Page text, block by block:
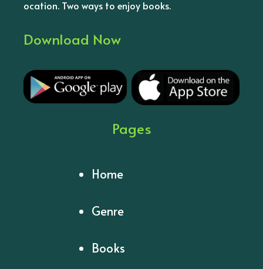
ocation. Two ways to enjoy books.
Download Now
Pages
Home
Genre
Books